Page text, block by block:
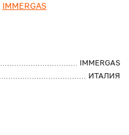
IMMERGAS
IMMERGAS
ИТАЛИЯ